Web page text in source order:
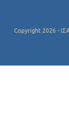
Copyright 2026 -